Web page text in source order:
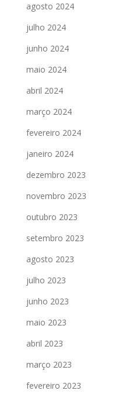
agosto 2024
julho 2024
junho 2024
maio 2024
abril 2024
março 2024
fevereiro 2024
janeiro 2024
dezembro 2023
novembro 2023
outubro 2023
setembro 2023
agosto 2023
julho 2023
junho 2023
maio 2023
abril 2023
março 2023
fevereiro 2023